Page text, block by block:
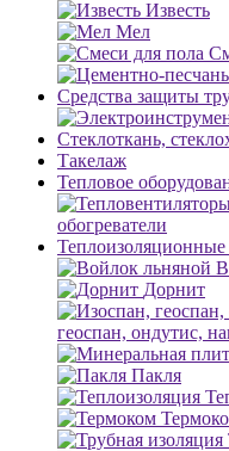
Известь
Мел
Средства защиты
Стеклоткань,
Такелаж
Тепловое
обогреватели
Дорнит
геоспан, ондутис,
Пакля